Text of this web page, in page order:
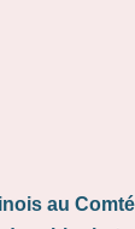
au Comté